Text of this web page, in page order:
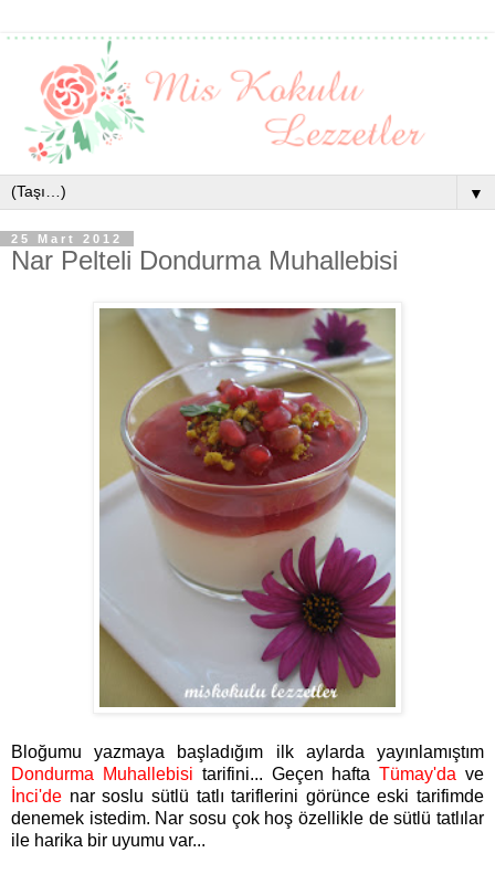
▼
25 Mart 2012
Nar Pelteli Dondurma Muhallebisi
Bloğumu yazmaya başladığım ilk aylarda yayınlamıştım
Dondurma Muhallebisi tarifini... Geçen haftaTümay'da ve
İnci'de nar soslu sütlü tatlı tariflerini görünce eski tarifimde
denemek istedim. Nar sosu çok hoş özellikle de sütlü tatlılar
ile harika bir uyumu var...